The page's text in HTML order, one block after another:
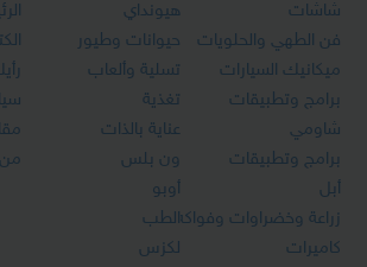
شاشات
هيونداي
فن الطهي والحلويات
حيوانات وطيور
ميكانيك السيارات
تسلية وألعاب
برامج وتطبيقات
تغذية
شاومي
عناية بالذات
برامج وتطبيقات
ون بلس
أبل
أوبو
زراعة وخضراوات وفواكهالطب
كاميرات
لكزس